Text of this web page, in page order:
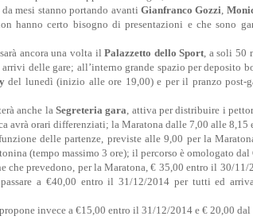
mesi stanno portando avanti Gianfranco Gozzi,
hanno certo bisogno di presentazioni e che sono
ancora una volta ilPalazzetto dello Sport, a soli 50
arrivi delle gare; all’interno grande spazio per deposito
del lunedì (inizio alle ore 19,00) e per il pranzo post-
anche la Segreteria gara, attiva per distribuire i
avrà orari differenziati; la Maratona dalle 7,00 alle 8,15
delle partenze, previste alle 9,00 per la
(tempo massimo 3 ore); il percorso è omologato
che prevedono, per la Maratona, € 35,00 entro il 30/
a €40,00 entro il 31/12/2014 per tutti ed
invece a €15,00 entro il 31/12/2014 e € 20,00